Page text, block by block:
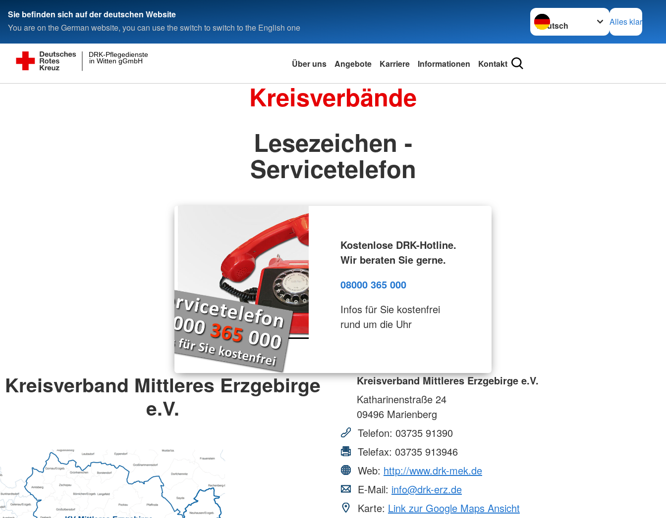
Sie befinden sich auf der deutschen Website
You are on the German website, you can use the switch to switch to the English one
Sprache wechseln zu
Alles klar
in Witten gGmbH
DRK-Pflegedienste
Über uns Angebote Karriere Informationen Kontakt
Kreisverbände
Lesezeichen -
Servicetelefon
Kostenlose DRK-Hotline.
Wir beraten Sie gerne.
08000 365 000
Infos für Sie kostenfrei
rund um die Uhr
Kreisverband Mittleres Erzgebirge
e.V.
Kreisverband Mittleres Erzgebirge e.V.
Katharinenstraße 24
09496 Marienberg
Telefon: 03735 91390
Telefax: 03735 913946
Web: http://www.drk-mek.de
E-Mail: info@drk-erz.de
Karte: Link zur Google Maps Ansicht